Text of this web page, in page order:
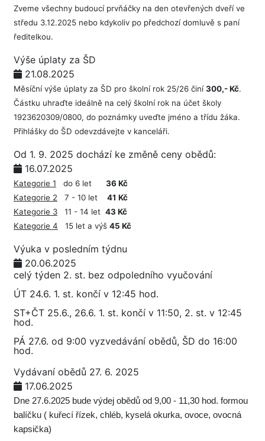
Zveme všechny budoucí prvňáčky na den otevřených dveří ve
středu 3.12.2025 nebo kdykoliv po předchozí domluvě s paní
ředitelkou.
Výše úplaty za ŠD
21.08.2025
Měsíční výše úplaty za ŠD pro školní rok 25/26 činí300,- Kč.
Částku uhraďte ideálně na celý školní rok na účet školy
1923620309/0800, do poznámky uveďte jméno a třídu žáka.
Přihlášky do ŠD odevzdávejte v kanceláři.
Od 1. 9. 2025 dochází ke změně ceny obědů:
16.07.2025
Kategorie 1 do 6 let 36 Kč
Kategorie 2 7 - 10 let 41 Kč
Kategorie 3 11 - 14 let 43 Kč
Kategorie 4 15 let a výš 45 Kč
Výuka v posledním týdnu
20.06.2025
celý týden 2. st. bez odpoledního vyučování
ÚT 24.6. 1. st. končí v 12:45 hod.
ST+ČT 25.6., 26.6. 1. st. končí v 11:50, 2. st. v 12:45
hod.
PÁ 27.6. od 9:00 vyzvedávání obědů, ŠD do 16:00
hod.
Vydávaní obědů 27. 6. 2025
17.06.2025
Dne 27.6.2025 bude výdej obědů od 9,00 - 11,30 hod. formou
balíčku ( kuřecí řízek, chléb, kyselá okurka, ovoce, ovocná
kapsička)